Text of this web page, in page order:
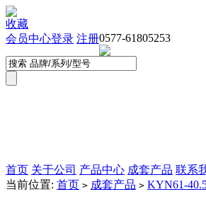
收藏
0577-61805253
登录 注册
会员中心
首页 关于公司 产品中心 成套产品 联系
当前位置: 首页 > 成套产品 > KYN61-